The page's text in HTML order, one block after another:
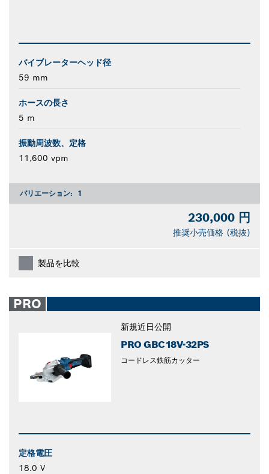
バイブレーターヘッド径
59 mm
ホースの長さ
5 m
振動周波数、定格
11,600 vpm
バリエーション: 1
230,000 円
推奨小売価格 (税抜)
製品を比較
PRO
新規近日公開
PRO GBC18V-32PS
コードレス鉄筋カッター
定格電圧
18.0 V